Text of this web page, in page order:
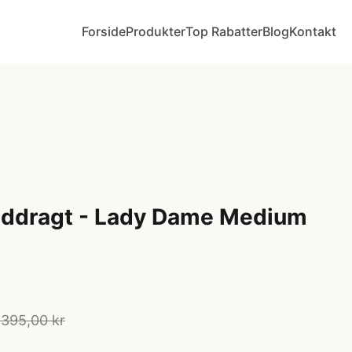
ForsideProdukterTop RabatterBlogKontakt
- Lady Dame Medium
kr